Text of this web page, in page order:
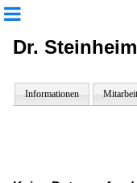
Dr.
Informationen Mitarbeit